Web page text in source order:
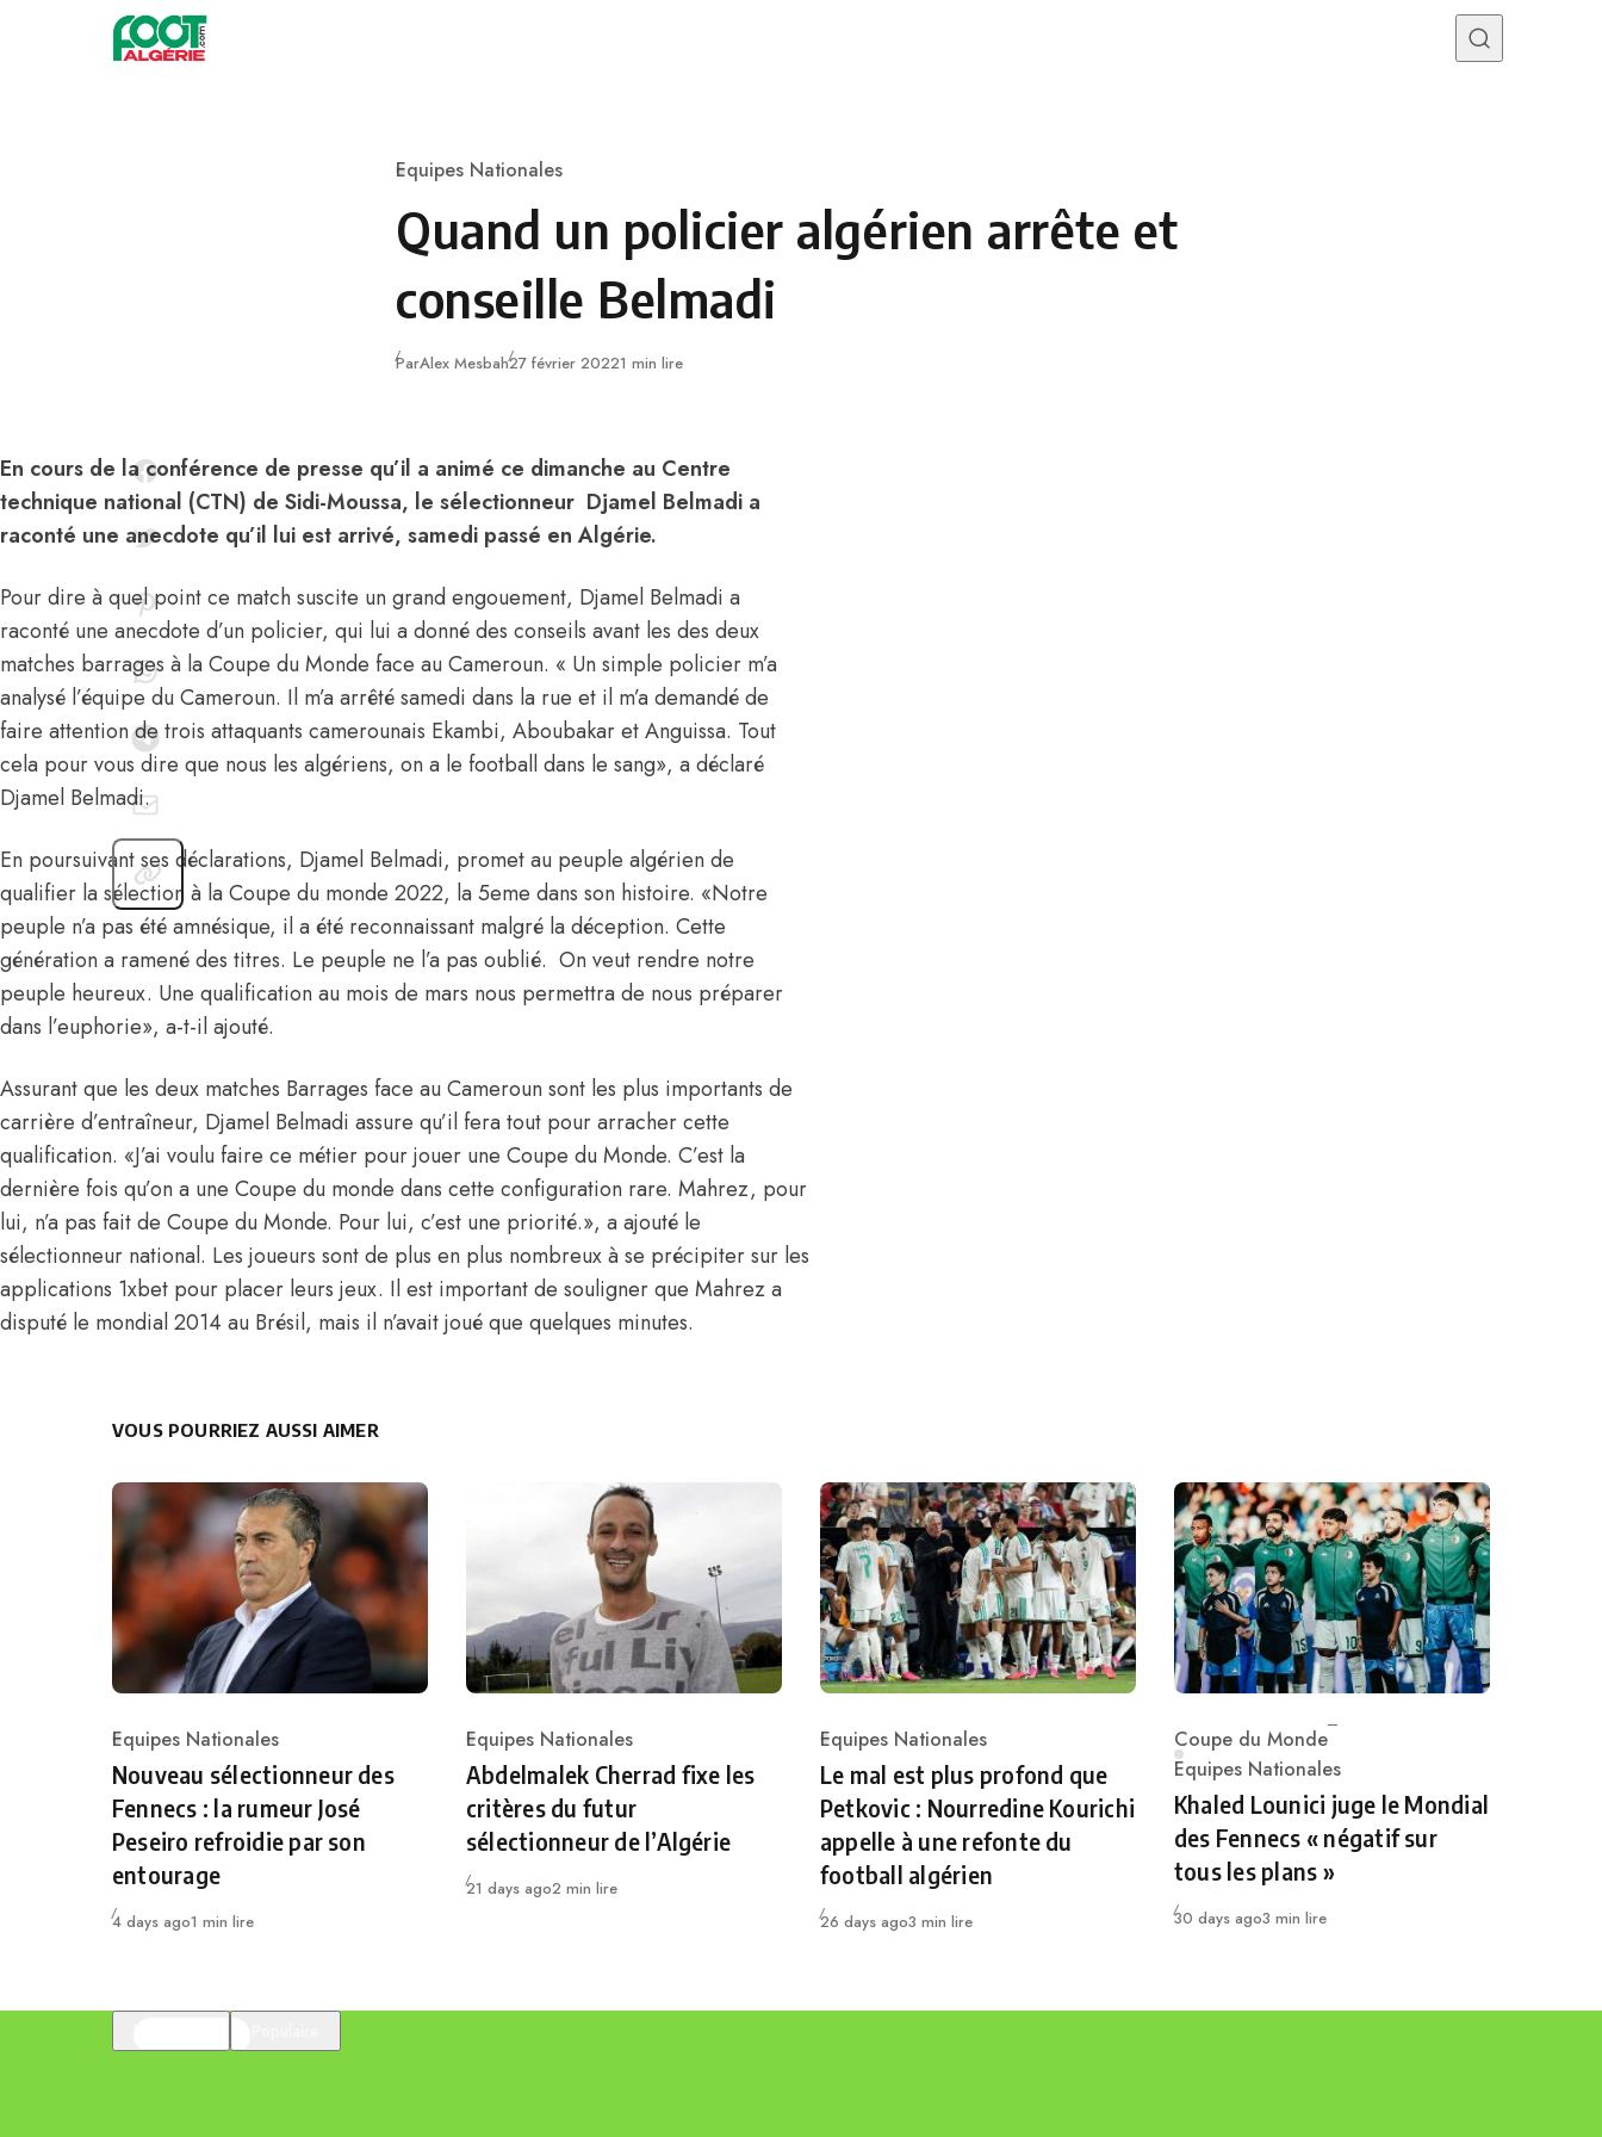
Skip to content
Category
Equipes Nationales
Quand un policier algérien arrête et
conseille Belmadi
ParAlex MesbahPublié
27 février 20221 min lire
En cours de la conférence de presse qu’il a animé ce dimanche au Centre
technique national (CTN) de Sidi-Moussa, le sélectionneur Djamel Belmadi a
raconté une anecdote qu’il lui est arrivé, samedi passé en Algérie.
Pour dire à quel point ce match suscite un grand engouement, Djamel Belmadi a
raconté une anecdote d’un policier, qui lui a donné des conseils avant les des deux
matches barrages à la Coupe du Monde face au Cameroun. « Un simple policier m’a
analysé l’équipe du Cameroun. Il m’a arrêté samedi dans la rue et il m’a demandé de
faire attention de trois attaquants camerounais Ekambi, Aboubakar et Anguissa. Tout
cela pour vous dire que nous les algériens, on a le football dans le sang», a déclaré
Djamel Belmadi.
En poursuivant ses déclarations, Djamel Belmadi, promet au peuple algérien de
qualifier la sélection à la Coupe du monde 2022, la 5eme dans son histoire. «Notre
peuple n’a pas été amnésique, il a été reconnaissant malgré la déception. Cette
génération a ramené des titres. Le peuple ne l’a pas oublié. On veut rendre notre
peuple heureux. Une qualification au mois de mars nous permettra de nous préparer
dans l’euphorie», a-t-il ajouté.
Assurant que les deux matches Barrages face au Cameroun sont les plus importants de
carrière d’entraîneur, Djamel Belmadi assure qu’il fera tout pour arracher cette
qualification. «J’ai voulu faire ce métier pour jouer une Coupe du Monde. C’est la
dernière fois qu’on a une Coupe du monde dans cette configuration rare. Mahrez, pour
lui, n’a pas fait de Coupe du Monde. Pour lui, c’est une priorité.», a ajouté le
sélectionneur national. Les joueurs sont de plus en plus nombreux à se précipiter sur les
applications 1xbet pour placer leurs jeux. Il est important de souligner que Mahrez a
disputé le mondial 2014 au Brésil, mais il n’avait joué que quelques minutes.
VOUS POURRIEZ AUSSI AIMER
Category
Equipes Nationales
Nouveau sélectionneur des
Fennecs : la rumeur José
Peseiro refroidie par son
entourage
Publié
4 days ago1 min lire
Category
Equipes Nationales
Abdelmalek Cherrad fixe les
critères du futur
sélectionneur de l’Algérie
Publié
21 days ago2 min lire
Category
Equipes Nationales
Le mal est plus profond que
Petkovic : Nourredine Kourichi
appelle à une refonte du
football algérien
Publié
26 days ago3 min lire
Category
Coupe du Monde
Equipes Nationales
Khaled Lounici juge le Mondial
des Fennecs « négatif sur
tous les plans »
Publié
30 days ago3 min lire